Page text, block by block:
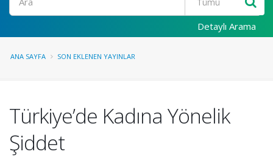
Detaylı Arama
ANA SAYFA SON EKLENEN YAYINLAR
Türkiye’de Kadına Yönelik
Şiddet